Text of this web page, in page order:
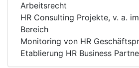
Arbeitsrecht
HR Consulting Projekte, v. a.
Bereich
Monitoring von HR
Etablierung HR Business